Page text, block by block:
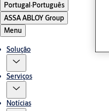
Portugal·Português
ASSA ABLOY Group
Menu
Solução
Serviços
Notícias